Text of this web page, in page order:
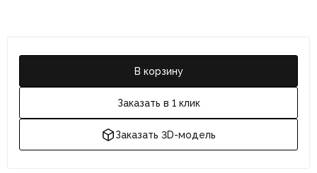
В корзину
Заказать в 1 клик
Заказать 3D-модель